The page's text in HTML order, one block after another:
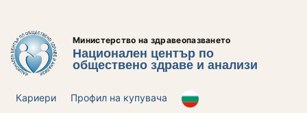
Министерство на здравеопазването
Национален център по
обществено здраве и анализи
Кариери Профил на купувача